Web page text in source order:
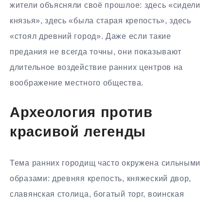
жители объясняли своё прошлое: здесь «сидели
князья», здесь «была старая крепость», здесь
«стоял древний город». Даже если такие
предания не всегда точны, они показывают
длительное воздействие ранних центров на
воображение местного общества.
Археология против
красивой легенды
Тема ранних городищ часто окружена сильными
образами: древняя крепость, княжеский двор,
славянская столица, богатый торг, воинская